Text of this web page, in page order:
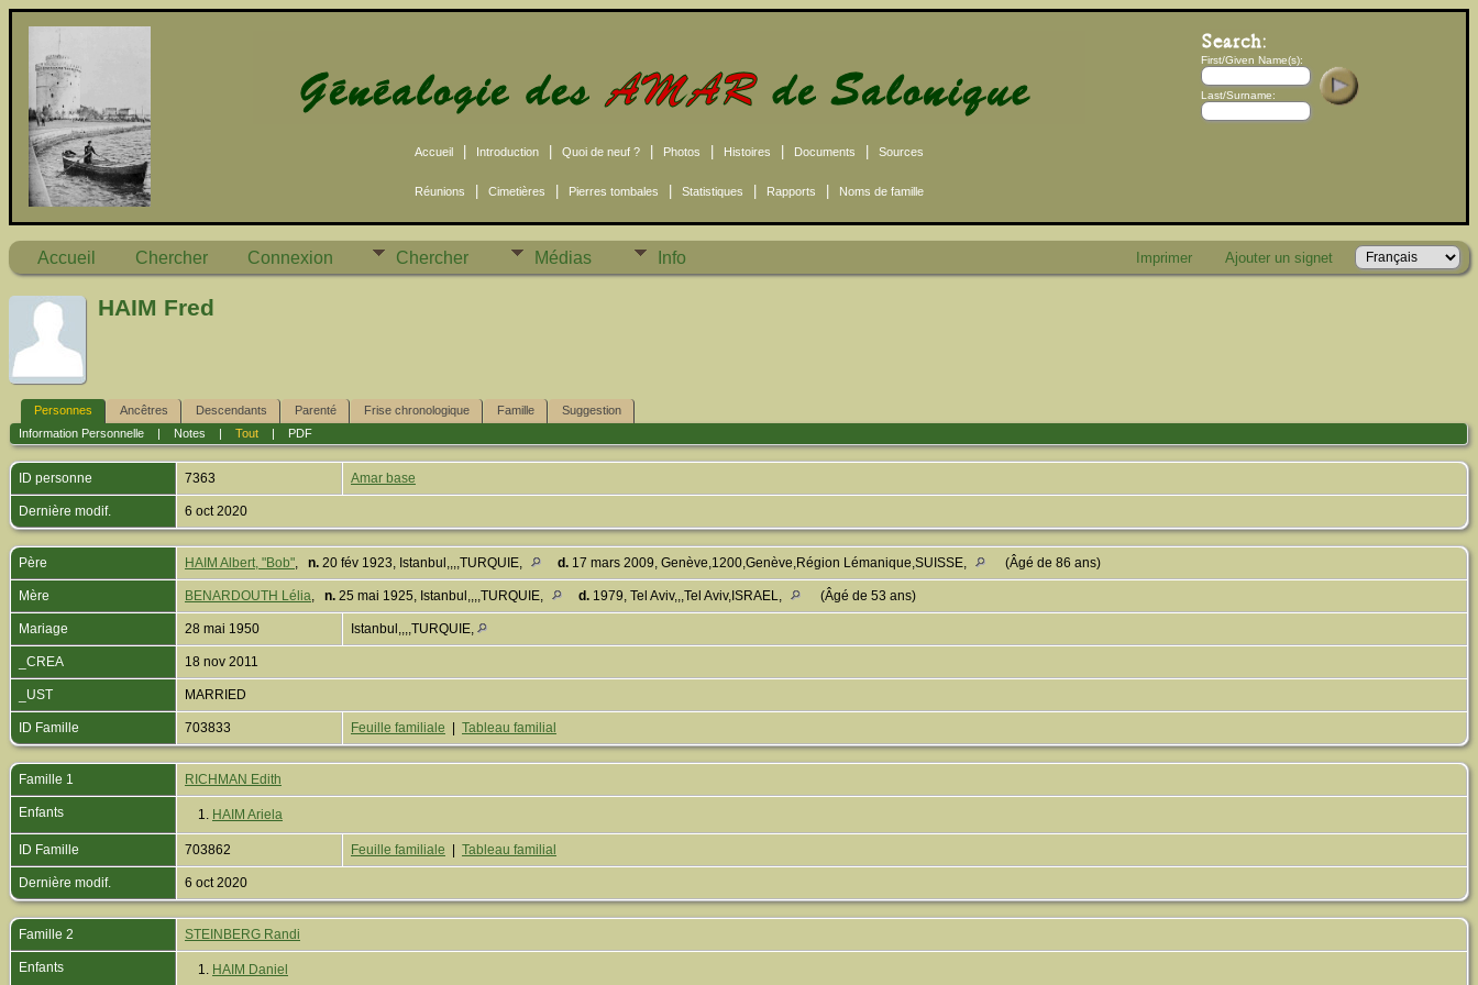
Accueil Introduction Quoi de neuf ? Photos Histoires Documents Sources
Réunions Cimetières Pierres tombales Statistiques Rapports Noms de famille
First/Given Name(s):
Last/Surname:
Accueil Chercher Connexion Chercher Médias Info Imprimer Ajouter un signet
HAIM Fred
Personnes Ancêtres Descendants Parenté Frise chronologique Famille
Suggestion
Information Personnelle| Notes Tout| PDF
ID personne 7363 Amar base
Dernière modif. 6 oct 2020
Père HAIM Albert, "Bob", n. 20 fév 1923, Istanbul,,,,TURQUIE, d. 17 mars 2009, Genève,1200,Genève,Région Lémanique,SUISSE, (Âgé de 86 ans)
Mère BENARDOUTH Lélia, n. 25 mai 1925, Istanbul,,,,TURQUIE, d. 1979, Tel Aviv,,,Tel Aviv,ISRAEL, (Âgé de 53 ans)
Mariage 28 mai 1950 Istanbul,,,,TURQUIE,
_CREA 18 nov 2011
_UST MARRIED
ID Famille 703833 Feuille familiale Tableau familial
Famille 1 RICHMAN Edith
Enfants 1. HAIM Ariela
ID Famille 703862 Feuille familiale Tableau familial
Dernière modif. 6 oct 2020
Famille 2 STEINBERG Randi
Enfants 1. HAIM Daniel